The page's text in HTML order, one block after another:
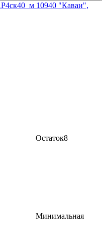
10940 "Каваи",
Остаток8
Минимальная